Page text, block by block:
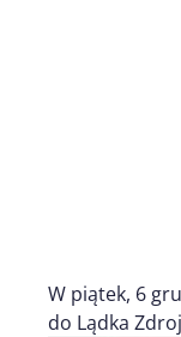
W piątek, 6
do Lądka